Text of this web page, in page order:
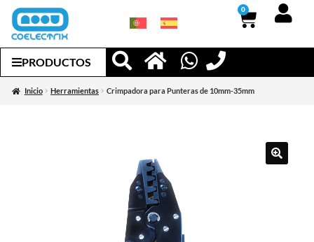
0
PRODUCTOS
Inicio Herramientas Crimpadora para Punteras de 10mm-35mm